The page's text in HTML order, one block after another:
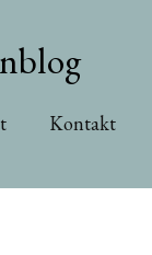
Kontakt